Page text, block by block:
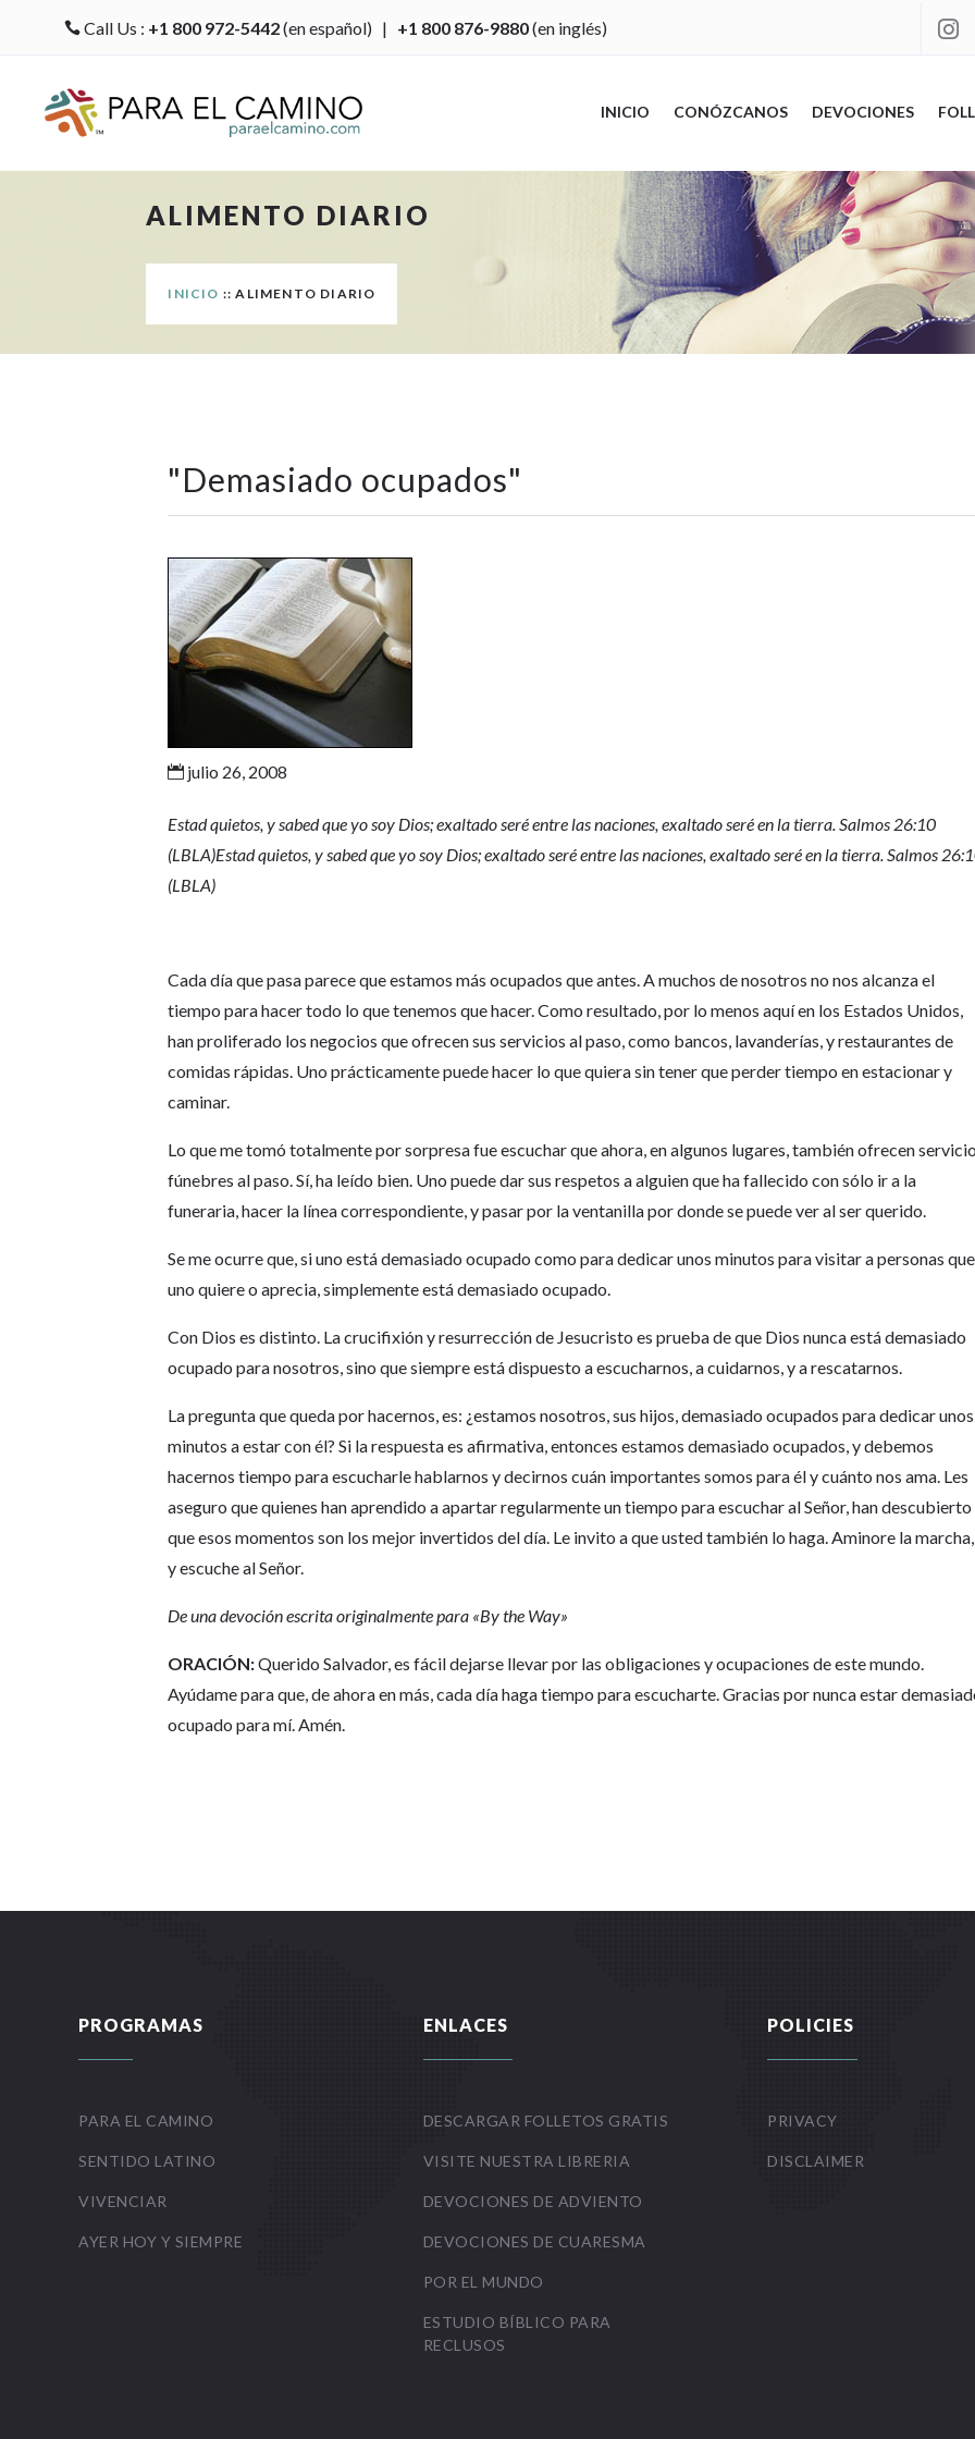
Call Us : +1 800 972-5442(en español) | +1 800 876-9880(en inglés) 
INICIO CONÓZCANOS DEVOCIONES
ALIMENTO DIARIO
INICIO :: ALIMENTO DIARIO
"Demasiado ocupados"
 julio 26, 2008
Estad quietos, y sabed que yo soy Dios; exaltado seré entre las naciones, exaltado seré en la tierra. Salmos 26:10
(LBLA)Estad quietos, y sabed que yo soy Dios; exaltado seré entre las naciones, exaltado seré en la tierra. Salmos
(LBLA)
Cada día que pasa parece que estamos más ocupados que antes. A muchos de nosotros no nos alcanza el
tiempo para hacer todo lo que tenemos que hacer. Como resultado, por lo menos aquí en los Estados Unidos,
han proliferado los negocios que ofrecen sus servicios al paso, como bancos, lavanderías, y restaurantes de
comidas rápidas. Uno prácticamente puede hacer lo que quiera sin tener que perder tiempo en estacionar y
caminar.
Lo que me tomó totalmente por sorpresa fue escuchar que ahora, en algunos lugares, también ofrecen
fúnebres al paso. Sí, ha leído bien. Uno puede dar sus respetos a alguien que ha fallecido con sólo ir a la
funeraria, hacer la línea correspondiente, y pasar por la ventanilla por donde se puede ver al ser querido.
Se me ocurre que, si uno está demasiado ocupado como para dedicar unos minutos para visitar a personas que
uno quiere o aprecia, simplemente está demasiado ocupado.
Con Dios es distinto. La crucifixión y resurrección de Jesucristo es prueba de que Dios nunca está demasiado
ocupado para nosotros, sino que siempre está dispuesto a escucharnos, a cuidarnos, y a rescatarnos.
La pregunta que queda por hacernos, es: ¿estamos nosotros, sus hijos, demasiado ocupados para dedicar unos
minutos a estar con él? Si la respuesta es afirmativa, entonces estamos demasiado ocupados, y debemos
hacernos tiempo para escucharle hablarnos y decirnos cuán importantes somos para él y cuánto nos ama. Les
aseguro que quienes han aprendido a apartar regularmente un tiempo para escuchar al Señor, han descubierto
que esos momentos son los mejor invertidos del día. Le invito a que usted también lo haga. Aminore la marcha,
y escuche al Señor.
De una devoción escrita originalmente para «By the Way»
ORACIÓN:Querido Salvador, es fácil dejarse llevar por las obligaciones y ocupaciones de este mundo.
Ayúdame para que, de ahora en más, cada día haga tiempo para escucharte. Gracias por nunca estar
ocupado para mí. Amén.
PROGRAMAS
PARA EL CAMINO
SENTIDO LATINO
VIVENCIAR
AYER HOY Y SIEMPRE
ENLACES
DESCARGAR FOLLETOS GRATIS
VISITE NUESTRA LIBRERIA
DEVOCIONES DE ADVIENTO
DEVOCIONES DE CUARESMA
POR EL MUNDO
ESTUDIO BÍBLICO PARA
RECLUSOS
POLICIES
PRIVACY
DISCLAIMER